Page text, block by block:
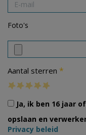
Foto's
Aantal sterren *
Ja, ik ben 16 jaar
opslaan en
Privacy beleid